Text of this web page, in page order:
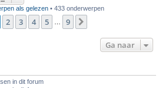
als gelezen• 433 onderwerpen
van 9
2 3 4 5 … 9
Ga naar
in dit forum